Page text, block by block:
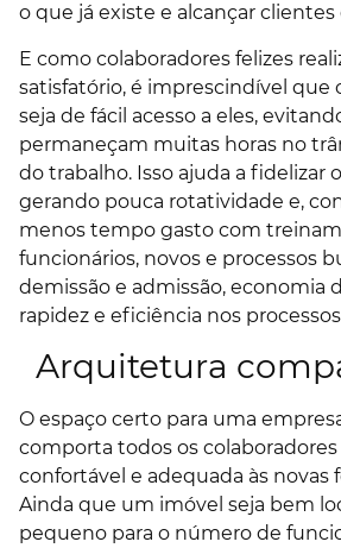
o que já existe e alcançar
E como colaboradores felizes
satisfatório, é imprescindível que
seja de fácil acesso a eles,
permaneçam muitas horas no
do trabalho. Isso ajuda a fidelizar
gerando pouca rotatividade e,
menos tempo gasto com
funcionários, novos e processos
demissão e admissão, economia
rapidez e eficiência nos
Arquitetura
O espaço certo para uma
comporta todos os
confortável e adequada às novas
Ainda que um imóvel seja bem
pequeno para o número de